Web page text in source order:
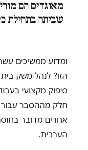
מאוגדים הם
שביתה בתחילת
ומדוע ממשיכים
הזו? לנהל משק
סיפוק מקצועי
חלק מההסבר עבור
אחרים מדובר
הערבית.